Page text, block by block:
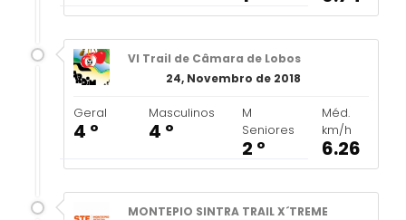
VI Trail de Câmara de Lobos
24, Novembro de 2018
Geral
4 º
Masculinos
4 º
M
Seniores
2 º
Méd.
km/h
6.26
MONTEPIO SINTRA TRAIL X´TREME